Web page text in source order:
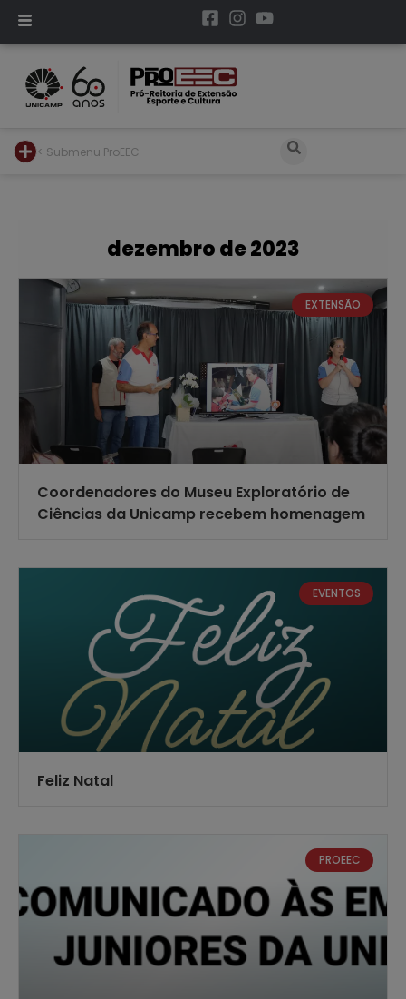
< Submenu ProEEC
dezembro de 2023
EXTENSÃO
Coordenadores do Museu Exploratório de
Ciências da Unicamp recebem homenagem
EVENTOS
Feliz Natal
PROEEC